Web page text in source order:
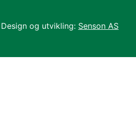
Design og utvikling: Senson AS